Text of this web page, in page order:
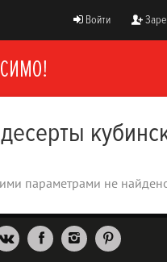
Войти
параметрами не